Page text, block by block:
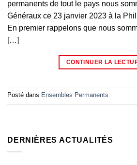
permanents de tout le pays nous
Généraux ce 23 janvier 2023 à la
En premier rappelons que nous
[…]
CONTINUER LA
Posté dans Ensembles Permanents
DERNIÈRES ACTUALITÉS